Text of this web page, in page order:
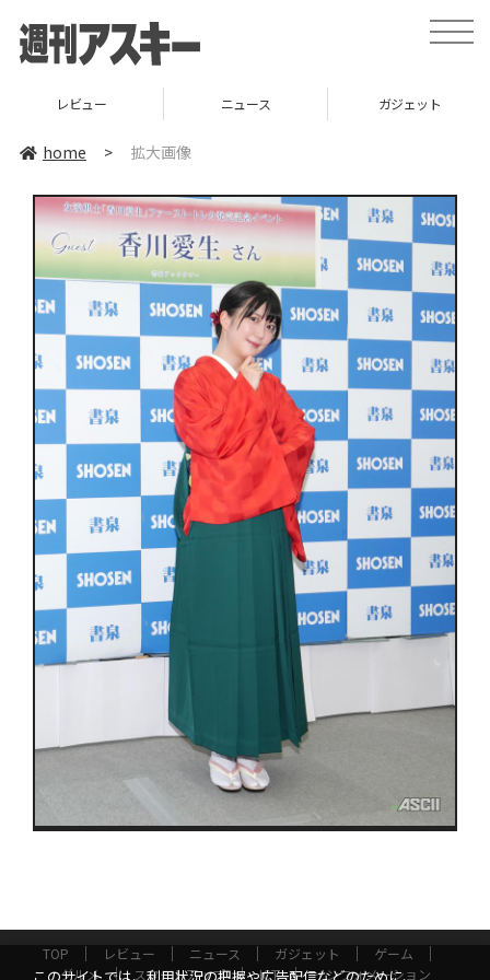
toggle
レビュー ニュース ガジェット
home > 拡大画像
TOP レビュー ニュース ガジェット
ゲーム
グルメ
スタートアップ ICT インフォメーション